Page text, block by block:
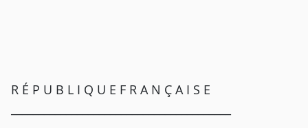
R É P U B L I Q U E F R A N Ç A I S E